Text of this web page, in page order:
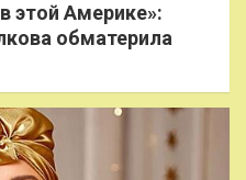
этой Америке»:
обматерила